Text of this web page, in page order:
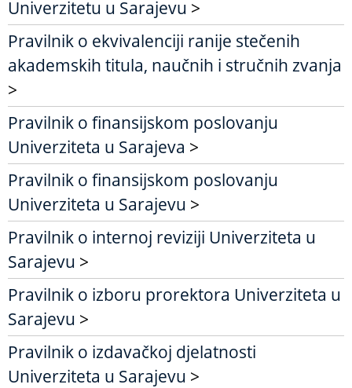
Univerzitetu u Sarajevu >
Pravilnik o ekvivalenciji ranije stečenih
akademskih titula, naučnih i stručnih zvanja
>
Pravilnik o finansijskom poslovanju
Univerziteta u Sarajeva >
Pravilnik o finansijskom poslovanju
Univerziteta u Sarajevu >
Pravilnik o internoj reviziji Univerziteta u
Sarajevu >
Pravilnik o izboru prorektora Univerziteta u
Sarajevu >
Pravilnik o izdavačkoj djelatnosti
Univerziteta u Sarajevu >